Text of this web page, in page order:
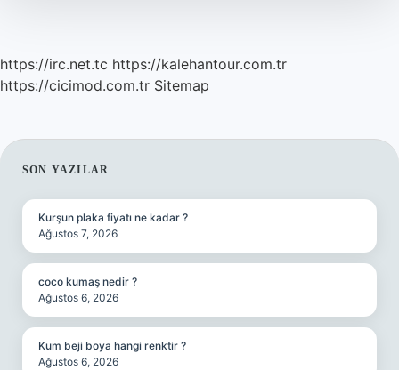
https://irc.net.tc https://kalehantour.com.tr
https://cicimod.com.tr Sitemap
SIDEBAR
SON YAZILAR
Kurşun plaka fiyatı ne kadar ?
Ağustos 7, 2026
coco kumaş nedir ?
Ağustos 6, 2026
Kum beji boya hangi renktir ?
Ağustos 6, 2026